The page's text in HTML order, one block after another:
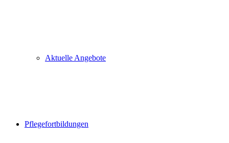
Aktuelle Angebote
Pflegefortbildungen